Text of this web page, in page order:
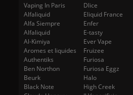
Vaping In Paris
Alfaliquid
Alfa Siempre
Alfaliquid
Al-Kimiya
Aromes et liquides
Authentiks
Ben Northon
Beurk
Black Note
Dlice
Eliquid France
Enfer
E-tasty
Ever Vape
Fruizee
Furiosa
Furiosa Eggz
Halo
High Creek